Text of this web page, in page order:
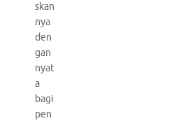
skan
nya
den
gan
nyat
a
bagi
pen